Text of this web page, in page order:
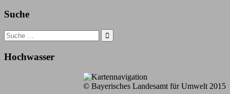
Suche
Search
for:
Hochwasser
© Bayerisches Landesamt für Umwelt 2015